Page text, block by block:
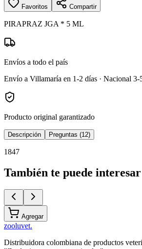
Favoritos Compartir
PIRAPRAZ JGA * 5 ML
Envíos a todo el país
Envío a Villamaría en 1-2 días · Nacional 3-
Producto original garantizado
Descripción Preguntas (12)
1847
También te puede interesar
Agregar
zooluvet.
Distribuidora colombiana de productos